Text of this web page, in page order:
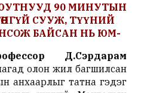
90 МИНУТЫН
СУУЖ, ТҮҮНИЙ
БАЙСАН НЬ ЮМ-
Д.Сэрдарам
олон жил багшилсан
анхаарлыг татна гэдэг